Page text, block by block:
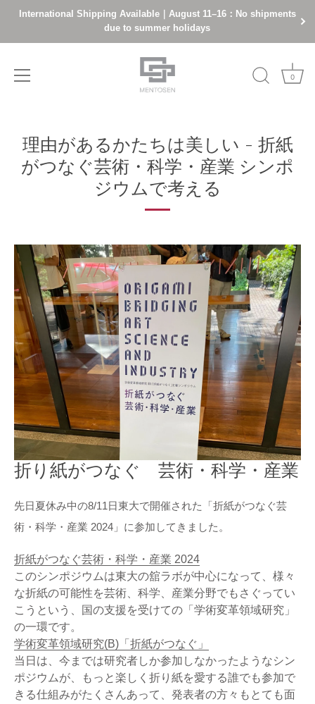
content
International Shipping Available｜August 11–16：No shipments
due to summer holidays
0
理由があるかたちは美しい - 折紙
がつなぐ芸術・科学・産業 シンポ
ジウムで考える
折り紙がつなぐ 芸術・科学・産業
先日夏休み中の8/11日東大で開催された「折紙がつなぐ芸
術・科学・産業 2024」に参加してきました。
折紙がつなぐ芸術・科学・産業 2024
このシンポジウムは東大の舘ラボが中心になって、様々
な折紙の可能性を芸術、科学、産業分野でもさぐってい
こうという、国の支援を受けての 「学術変革領域研究」
の一環です。
学術変革領域研究(B)「折紙がつなぐ」
当日は、今までは研究者しか参加しなかったようなシン
ポジウムが、もっと楽しく折り紙を愛する誰でも参加で
きる仕組みがたくさんあって、発表者の方々もとても面